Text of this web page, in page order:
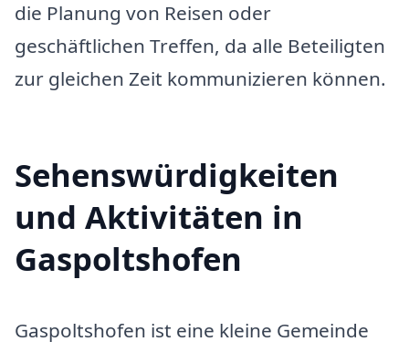
die Planung von Reisen oder
geschäftlichen Treffen, da alle Beteiligten
zur gleichen Zeit kommunizieren können.
Sehenswürdigkeiten
und Aktivitäten in
Gaspoltshofen
Gaspoltshofen ist eine kleine Gemeinde